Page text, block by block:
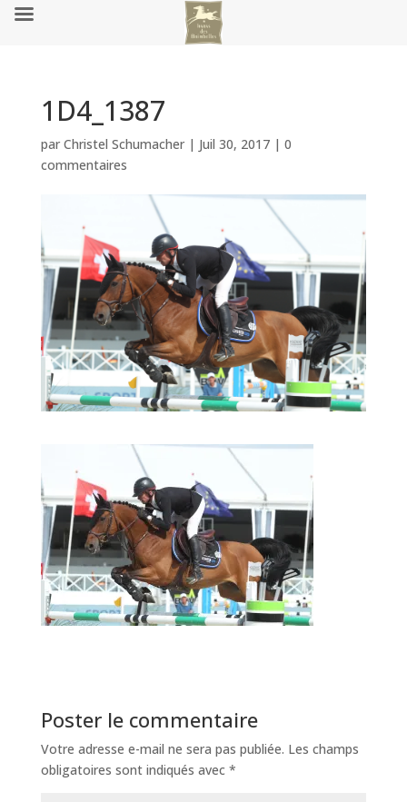
1D4_1387
par Christel Schumacher| Juil 30, 2017| 0
commentaires
Poster le commentaire
Votre adresse e-mail ne sera pas publiée. Les champs
obligatoires sont indiqués avec *